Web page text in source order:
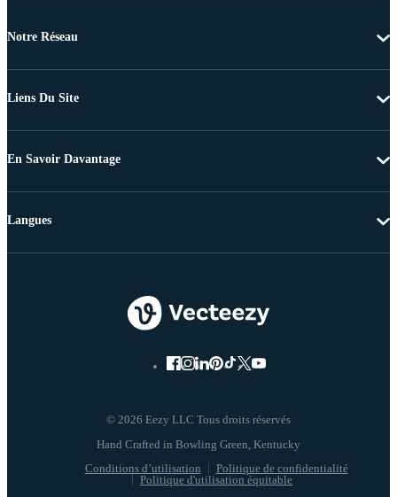
Notre Réseau
Liens Du Site
En Savoir Davantage
© 2026 Eezy LLC Tous droits réservés
Conditions d’utilisation
Politique de confidentialité
Politique d'utilisation équitable
Langues